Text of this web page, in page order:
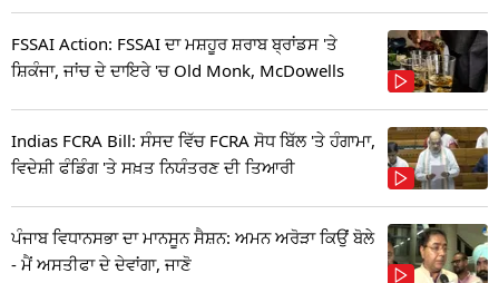
FSSAI Action: FSSAI ਦਾ ਮਸ਼ਹੂਰ ਸ਼ਰਾਬ ਬ੍ਰਾਂਡਸ 'ਤੇ
ਸ਼ਿਕੰਜਾ, ਜਾਂਚ ਦੇ ਦਾਇਰੇ 'ਚ Old Monk, McDowells
Indias FCRA Bill: ਸੰਸਦ ਵਿੱਚ FCRA ਸੋਧ ਬਿੱਲ 'ਤੇ ਹੰਗਾਮਾ,
ਵਿਦੇਸ਼ੀ ਫੰਡਿੰਗ 'ਤੇ ਸਖ਼ਤ ਨਿਯੰਤਰਣ ਦੀ ਤਿਆਰੀ
ਪੰਜਾਬ ਵਿਧਾਨਸਭਾ ਦਾ ਮਾਨਸੂਨ ਸੈਸ਼ਨ: ਅਮਨ ਅਰੋੜਾ ਕਿਉਂ ਬੋਲੇ
- ਮੈਂ ਅਸਤੀਫਾ ਦੇ ਦੇਵਾਂਗਾ, ਜਾਣੋ